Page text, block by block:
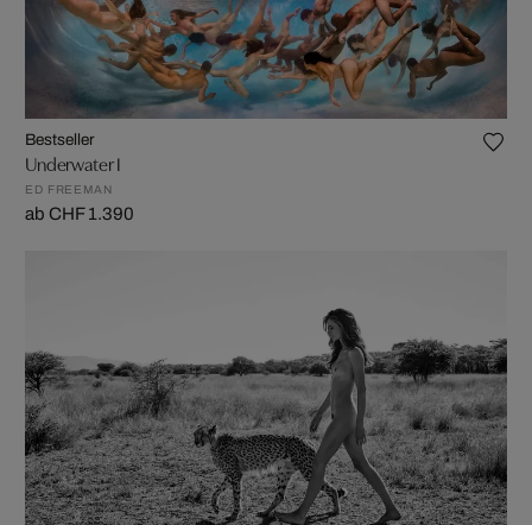
Bestseller
Underwater I
ED FREEMAN
ab CHF 1.390